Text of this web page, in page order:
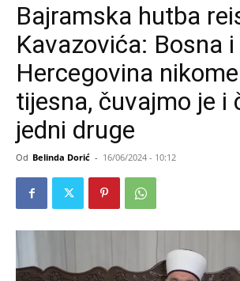
Bajramska hutba
Kavazovića: Bosna i
Hercegovina
tijesna, čuvajmo je i
jedni druge
Od Belinda Dorić - 16/06/2024 - 10:12